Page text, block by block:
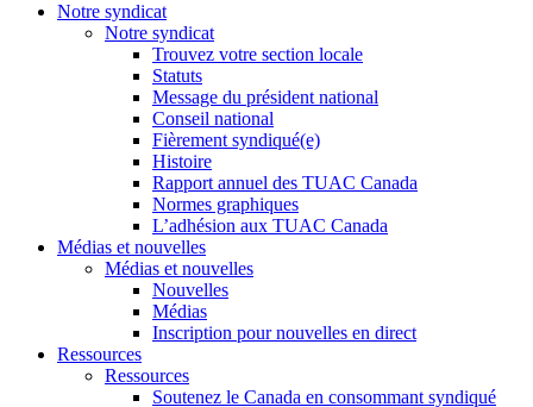
Notre syndicat
Notre syndicat
Trouvez votre section locale
Statuts
Message du président national
Conseil national
Fièrement syndiqué(e)
Histoire
Rapport annuel des TUAC Canada
Normes graphiques
L’adhésion aux TUAC Canada
Médias et nouvelles
Médias et nouvelles
Nouvelles
Médias
Inscription pour nouvelles en direct
Ressources
Ressources
Soutenez le Canada en consommant syndiqué